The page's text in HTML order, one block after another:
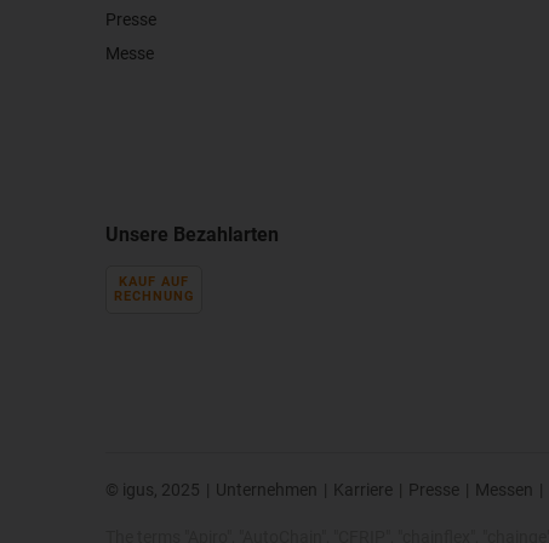
Presse
Messe
Unsere Bezahlarten
KAUF AUF
RECHNUNG
© igus, 2025 | Unternehmen | Karriere | Presse | Messen |